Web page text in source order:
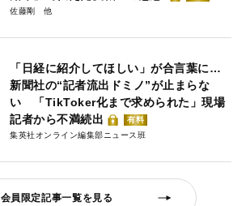
佐藤剛
「日経に紹介してほしい」が合言葉に…
新聞社の“記者流出ドミノ”が止まらな
い 「TikToker化まで求められた」現場
記者から不満続出
有料
集英社オンライン編集部ニュース班
会員限定記事一覧を見る